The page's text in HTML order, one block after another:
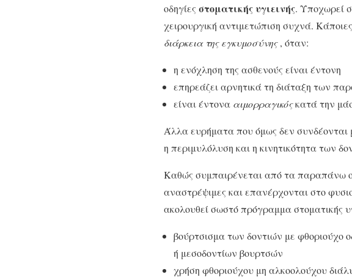
οδηγίες στοματικής υγιεινής. Υποχωρεί
χειρουργική αντιμετώπιση συχνά.
διάρκεια της εγκυμοσύνης, όταν:
η ενόχληση της ασθενούς είναι έντονη
επηρεάζει αρνητικά τη διάταξη των
είναι έντονα αιμορραγικόςκατά την
Άλλα ευρήματα που όμως δεν συνδέονται
η περιμυλόλυση και η κινητικότητα των
Καθώς συμπαιρένεται από τα παραπάνω
αναστρέψιμες και επανέρχονται στο
ακολουθεί σωστό πρόγραμμα στοματικής
βούρτσισμα των δοντιών με φθοριούχο
ή μεσοδοντίων βουρτσών
χρήση φθοριούχου μη αλκοολούχου